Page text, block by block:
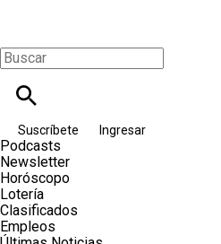
Suscríbete Ingresar
Podcasts
Newsletter
Horóscopo
Lotería
Clasificados
Empleos